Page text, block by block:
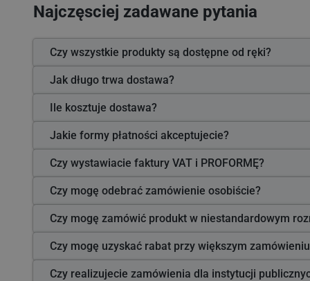
Najczęsciej zadawane pytania
Czy wszystkie produkty są dostępne od ręki?
Jak długo trwa dostawa?
Ile kosztuje dostawa?
Jakie formy płatności akceptujecie?
Czy wystawiacie faktury VAT i PROFORMĘ?
Czy mogę odebrać zamówienie osobiście?
Czy mogę zamówić produkt w niestandardowym
Czy mogę uzyskać rabat przy większym
Czy realizujecie zamówienia dla instytucji